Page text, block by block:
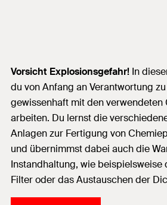
Vorsicht Explosionsgefahr! In
du von Anfang an Verantwortung
gewissenhaft mit den verwendeten
arbeiten. Du lernst die
Anlagen zur Fertigung von
und übernimmst dabei auch die
Instandhaltung, wie beispielsweise
Filter oder das Austauschen der